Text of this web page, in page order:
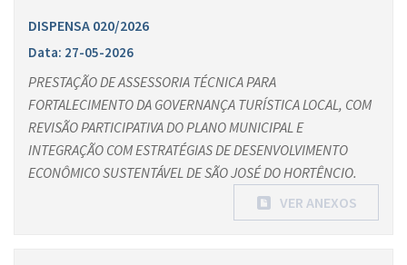
DISPENSA 020/2026
Data: 27-05-2026
PRESTAÇÃO DE ASSESSORIA TÉCNICA PARA
FORTALECIMENTO DA GOVERNANÇA TURÍSTICA LOCAL, COM
REVISÃO PARTICIPATIVA DO PLANO MUNICIPAL E
INTEGRAÇÃO COM ESTRATÉGIAS DE DESENVOLVIMENTO
ECONÔMICO SUSTENTÁVEL DE SÃO JOSÉ DO HORTÊNCIO.
VER ANEXOS